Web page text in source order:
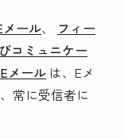
メール、
フィー
コミュニケー
メール は、Eメ
常に受信者に